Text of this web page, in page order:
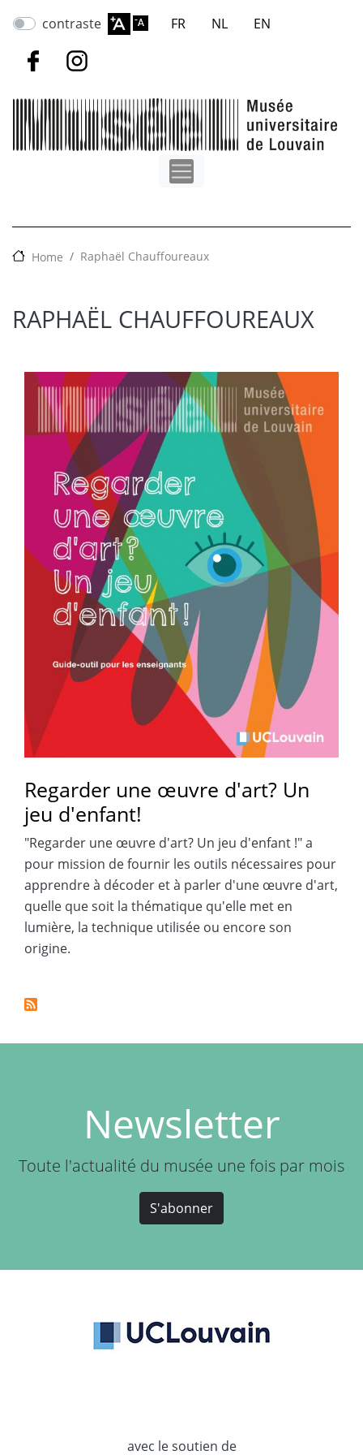
au
contraste FR NL EN
Home Raphaël Chauffoureaux
RAPHAËL CHAUFFOUREAUX
Regarder une œuvre d'art? Un
jeu d'enfant!
"Regarder une œuvre d'art? Un jeu d'enfant !" a
pour mission de fournir les outils nécessaires pour
apprendre à décoder et à parler d'une œuvre d'art,
quelle que soit la thématique qu'elle met en
lumière, la technique utilisée ou encore son
origine.
Newsletter
Toute l'actualité du musée une fois par mois
S'abonner
avec le soutien de